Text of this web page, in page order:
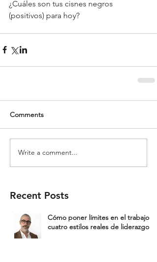
¿Cuáles son tus cisnes negros
(positivos) para hoy?
Comments
Write a comment...
Recent Posts
Cómo poner límites en el trabajo:
cuatro estilos reales de liderazgo